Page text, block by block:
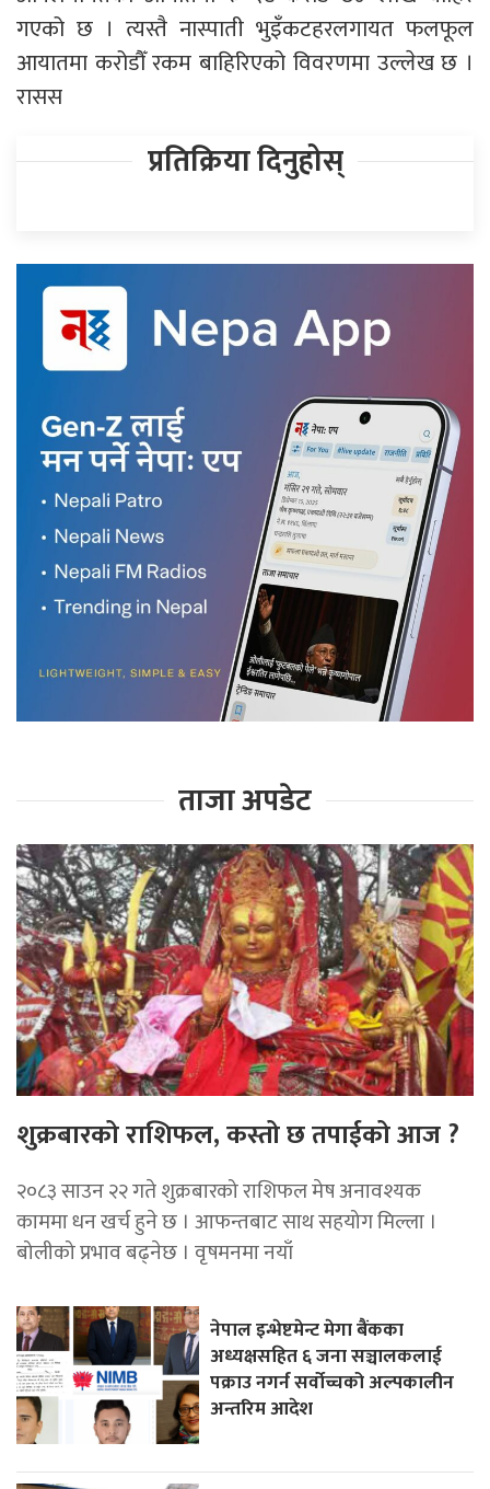
गएको छ । त्यस्तै नास्पाती भुइँकटहरलगायत फलफूल
आयातमा करोडौँ रकम बाहिरिएको विवरणमा उल्लेख छ ।
रासस
प्रतिक्रिया दिनुहोस्
ताजा अपडेट
शुक्रबारको राशिफल, कस्तो छ तपाईको आज ?
२०८३ साउन २२ गते शुक्रबारको राशिफल मेष अनावश्यक
काममा धन खर्च हुने छ । आफन्तबाट साथ सहयोग मिल्ला ।
बोलीको प्रभाव बढ्नेछ । वृषमनमा नयाँ
नेपाल इन्भेष्टमेन्ट मेगा बैंकका
अध्यक्षसहित ६ जना सञ्चालकलाई
पक्राउ नगर्न सर्वोच्चको अल्पकालीन
अन्तरिम आदेश